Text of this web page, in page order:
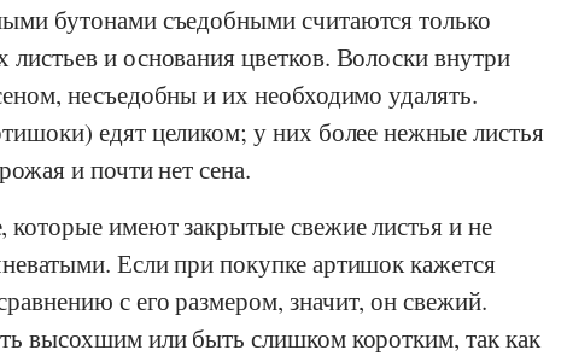
бутонами съедобными считаются только
и основания цветков. Волоски внутри
несъедобны и их необходимо удалять.
едят целиком; у них более нежные листья
и почти нет сена.
имеют закрытые свежие листья и не
Если при покупке артишок кажется
с его размером, значит, он свежий.
высохшим или быть слишком коротким, так как